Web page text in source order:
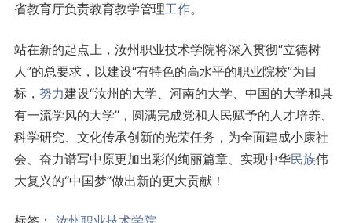
省教育厅负责教育教学管理工作。
站在新的起点上，汝州职业技术学院将深入贯彻“立德树
人”的总要求，以建设“有特色的高水平的职业院校”为目
标， 努力建设“汝州的大学、河南的大学、中国的大学和具
有一流学风的大学”，圆满完成党和人民赋予的人才培养、
科学研究、文化传承创新的光荣任务，为全面建成小康社
会、奋力谱写中原更加出彩的绚丽篇章、实现中华民族伟
大复兴的“中国梦”做出新的更大贡献！